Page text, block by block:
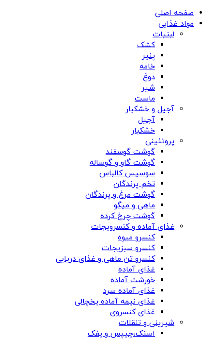
صفحه اصلی
مواد غذایی
لبنیات
کشک
پنیر
خامه
دوغ
شیر
ماست
آجیل و خشکبار
آجیل
خشکبار
پروتئینی
گوشت گوسفند
گوشت گاو و گوساله
سوسیس کالباس
تخم پرندگان
گوشت مرغ و پرندگان
ماهی و میگو
گوشت چرخ کرده
غذای آماده و کنسرویجات
کنسرو میوه
کنسرو سبزیجات
کنسرو تن ماهی و غذای دریایی
غذای آماده
خورشت آماده
غذای آماده سرد
غذای نیمه آماده یخچالی
غذای کنسروی
شیرینی و تنقلات
اسنک،چیپس و پفک